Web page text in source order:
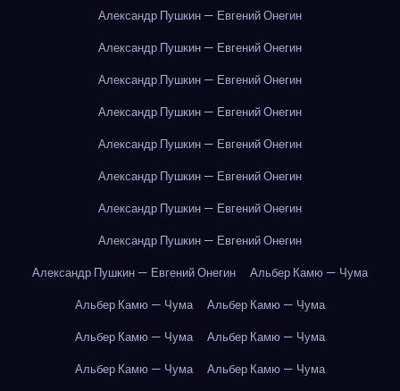
Александр Пушкин — Евгений Онегин
Александр Пушкин — Евгений Онегин
Александр Пушкин — Евгений Онегин
Александр Пушкин — Евгений Онегин
Александр Пушкин — Евгений Онегин
Александр Пушкин — Евгений Онегин
Александр Пушкин — Евгений Онегин
Александр Пушкин — Евгений Онегин
Александр Пушкин — Евгений Онегин
Альбер Камю — Чума
Альбер Камю — Чума
Альбер Камю — Чума
Альбер Камю — Чума
Альбер Камю — Чума
Альбер Камю — Чума
Альбер Камю — Чума